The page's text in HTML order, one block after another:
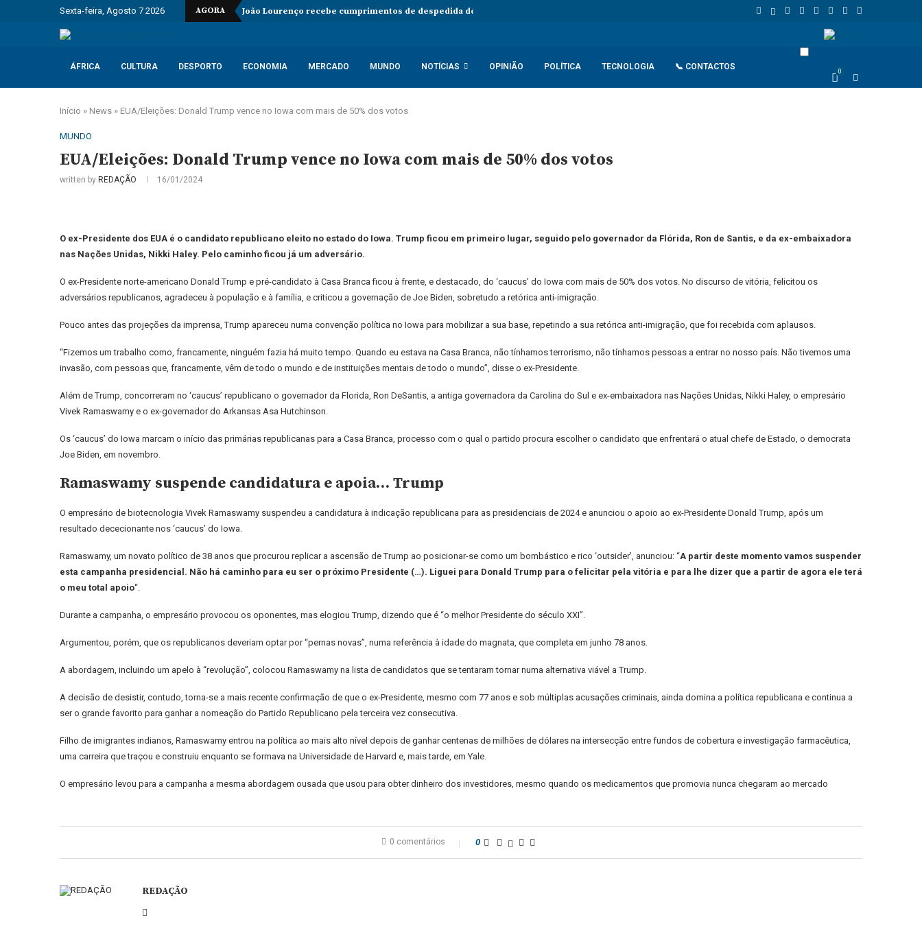
Sexta-feira, Agosto 7 2026 AGORA João Lourenço recebe cumprimentos de despedida do embaixador do Vietname em Angola Espanha dá ultimato à Itália para suspender controlos
ÁFRICA CULTURA DESPORTO ECONOMIA MERCADO MUNDO NOTÍCIAS OPINIÃO POLÍTICA TECNOLOGIA 📞 CONTACTOS 0
Início » News » EUA/Eleições: Donald Trump vence no Iowa com mais de 50% dos votos
MUNDO
EUA/Eleições: Donald Trump vence no Iowa com mais de 50% dos votos
written by REDAÇÃO 16/01/2024
O ex-Presidente dos EUA é o candidato republicano eleito no estado do Iowa. Trump ficou em primeiro lugar, seguido pelo governador da Flórida, Ron de Santis, e da ex-embaixadora
nas Nações Unidas, Nikki Haley. Pelo caminho ficou já um adversário.
O ex-Presidente norte-americano Donald Trump e pré-candidato à Casa Branca ficou à frente, e destacado, do ‘caucus’ do Iowa com mais de 50% dos votos. No discurso de vitória, felicitou os
adversários republicanos, agradeceu à população e à família, e criticou a governação de Joe Biden, sobretudo a retórica anti-imigração.
Pouco antes das projeções da imprensa, Trump apareceu numa convenção política no Iowa para mobilizar a sua base, repetindo a sua retórica anti-imigração, que foi recebida com aplausos.
“Fizemos um trabalho como, francamente, ninguém fazia há muito tempo. Quando eu estava na Casa Branca, não tínhamos terrorismo, não tínhamos pessoas a entrar no nosso país. Não tivemos uma
invasão, com pessoas que, francamente, vêm de todo o mundo e de instituições mentais de todo o mundo”, disse o ex-Presidente.
Além de Trump, concorreram no ‘caucus’ republicano o governador da Florida, Ron DeSantis, a antiga governadora da Carolina do Sul e ex-embaixadora nas Nações Unidas, Nikki Haley, o empresário
Vivek Ramaswamy e o ex-governador do Arkansas Asa Hutchinson.
Os ‘caucus’ do Iowa marcam o início das primárias republicanas para a Casa Branca, processo com o qual o partido procura escolher o candidato que enfrentará o atual chefe de Estado, o democrata
Joe Biden, em novembro.
Ramaswamy suspende candidatura e apoia… Trump
O empresário de biotecnologia Vivek Ramaswamy suspendeu a candidatura à indicação republicana para as presidenciais de 2024 e anunciou o apoio ao ex-Presidente Donald Trump, após um
resultado dececionante nos ‘caucus’ do Iowa.
Ramaswamy, um novato político de 38 anos que procurou replicar a ascensão de Trump ao posicionar-se como um bombástico e rico ‘outsider’, anunciou: “A partir deste momento vamos suspender
esta campanha presidencial. Não há caminho para eu ser o próximo Presidente (…). Liguei para Donald Trump para o felicitar pela vitória e para lhe dizer que a partir de agora ele terá
o meu total apoio“.
Durante a campanha, o empresário provocou os oponentes, mas elogiou Trump, dizendo que é “o melhor Presidente do século XXI”.
Argumentou, porém, que os republicanos deveriam optar por “pernas novas”, numa referência à idade do magnata, que completa em junho 78 anos.
A abordagem, incluindo um apelo à “revolução”, colocou Ramaswamy na lista de candidatos que se tentaram tornar numa alternativa viável a Trump.
A decisão de desistir, contudo, torna-se a mais recente confirmação de que o ex-Presidente, mesmo com 77 anos e sob múltiplas acusações criminais, ainda domina a política republicana e continua a
ser o grande favorito para ganhar a nomeação do Partido Republicano pela terceira vez consecutiva.
Filho de imigrantes indianos, Ramaswamy entrou na política ao mais alto nível depois de ganhar centenas de milhões de dólares na intersecção entre fundos de cobertura e investigação farmacêutica,
uma carreira que traçou e construiu enquanto se formava na Universidade de Harvard e, mais tarde, em Yale.
O empresário levou para a campanha a mesma abordagem ousada que usou para obter dinheiro dos investidores, mesmo quando os medicamentos que promovia nunca chegaram ao mercado
0 comentários 0
REDAÇÃO